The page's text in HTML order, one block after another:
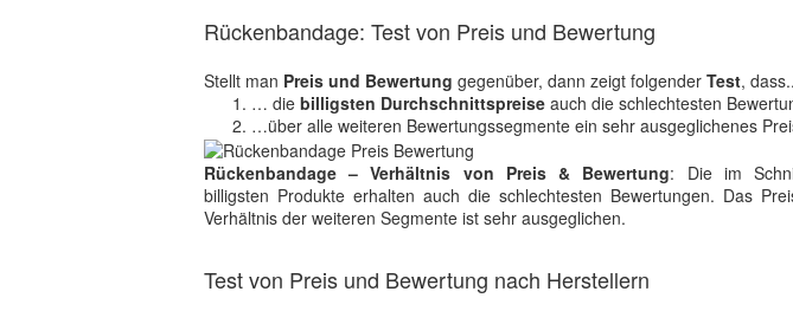
Rückenbandage: Test von Preis und Bewertung
Stellt man Preis und Bewertung gegenüber, dann zeigt folgender Test,
… die billigsten Durchschnittspreise auch die schlechtesten
…über alle weiteren Bewertungssegmente ein sehr ausgeglichenes
Rückenbandage – Verhältnis von Preis & Bewertung: Die im
billigsten Produkte erhalten auch die schlechtesten Bewertungen. Das
Verhältnis der weiteren Segmente ist sehr ausgeglichen.
Test von Preis und Bewertung nach Herstellern